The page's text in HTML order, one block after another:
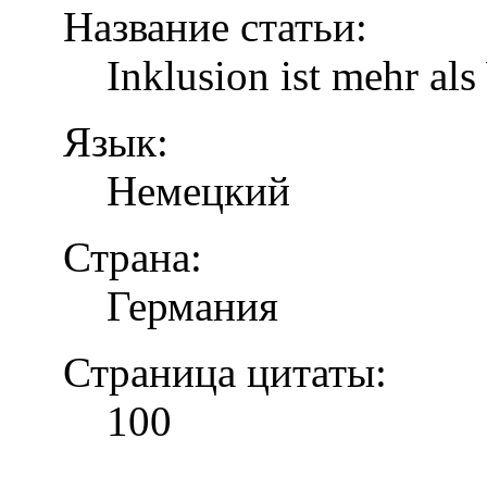
Название статьи:
Inklusion ist mehr
Язык:
Немецкий
Страна:
Германия
Страница цитаты:
100